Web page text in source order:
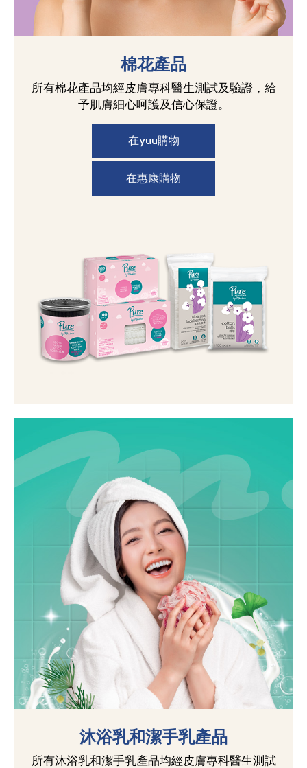
棉花產品
所有棉花產品均經皮膚專科醫生測試及驗證，給
予肌膚細心呵護及信心保證。
在yuu購物
在惠康購物
沐浴乳和潔手乳產品
所有沐浴乳和潔手乳產品均經皮膚專科醫生測試